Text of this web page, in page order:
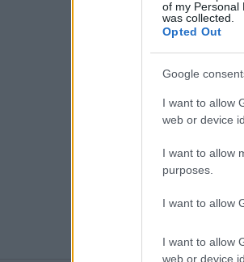
of my Personal
was collected.
Opted Out
Google
I want to allow
web or device
I want to allow
purposes.
I want to allow
I want to allow
web or device